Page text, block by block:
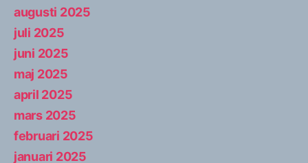
augusti 2025
juli 2025
juni 2025
maj 2025
april 2025
mars 2025
februari 2025
januari 2025